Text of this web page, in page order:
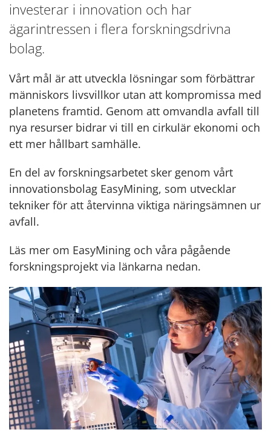
investerar i innovation och har
ägarintressen i flera forskningsdrivna
bolag.
Vårt mål är att utveckla lösningar som förbättrar
människors livsvillkor utan att kompromissa med
planetens framtid. Genom att omvandla avfall till
nya resurser bidrar vi till en cirkulär ekonomi och
ett mer hållbart samhälle.
En del av forskningsarbetet sker genom vårt
innovationsbolag EasyMining, som utvecklar
tekniker för att återvinna viktiga näringsämnen ur
avfall.
Läs mer om EasyMining och våra pågående
forskningsprojekt via länkarna nedan.